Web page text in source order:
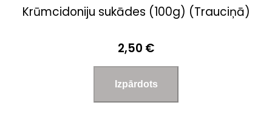
Krūmcidoniju sukādes (100g) (Trauciņā)
2,50 €